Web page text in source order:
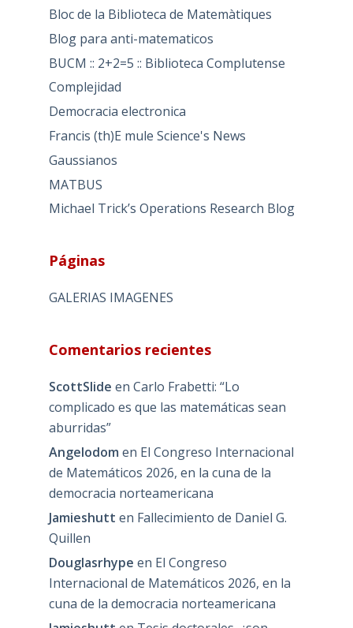
Bloc de la Biblioteca de Matemàtiques
Blog para anti-matematicos
BUCM :: 2+2=5 :: Biblioteca Complutense
Complejidad
Democracia electronica
Francis (th)E mule Science's News
Gaussianos
MATBUS
Michael Trick’s Operations Research Blog
Páginas
GALERIAS IMAGENES
Comentarios recientes
ScottSlide en Carlo Frabetti: “Lo
complicado es que las matemáticas sean
aburridas”
Angelodom en El Congreso Internacional
de Matemáticos 2026, en la cuna de la
democracia norteamericana
Jamieshutt en Fallecimiento de Daniel G.
Quillen
Douglasrhype en El Congreso
Internacional de Matemáticos 2026, en la
cuna de la democracia norteamericana